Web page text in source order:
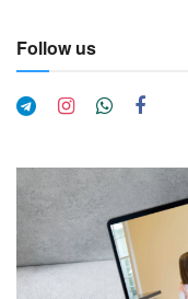
Follow us